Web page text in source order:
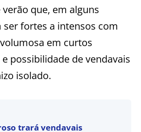
que, em alguns
fortes a intensos com
em curtos
possibilidade de vendavais
isolado.
trará vendavais